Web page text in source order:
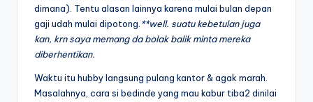
dimana). Tentu alasan lainnya karena mulai bulan depan
gaji udah mulai dipotong.**well. suatu kebetulan juga
kan, krn saya memang da bolak balik minta mereka
diberhentikan.
Waktu itu hubby langsung pulang kantor & agak marah.
Masalahnya, cara si bedinde yang mau kabur tiba2 dinilai